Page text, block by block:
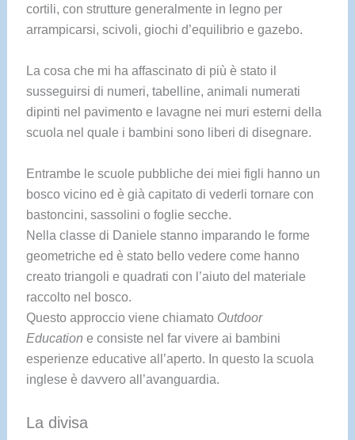
cortili, con strutture generalmente in legno per
arrampicarsi, scivoli, giochi d’equilibrio e gazebo.
La cosa che mi ha affascinato di più è stato il
susseguirsi di numeri, tabelline, animali numerati
dipinti nel pavimento e lavagne nei muri esterni della
scuola nel quale i bambini sono liberi di disegnare.
Entrambe le scuole pubbliche dei miei figli hanno un
bosco vicino ed è già capitato di vederli tornare con
bastoncini, sassolini o foglie secche.
Nella classe di Daniele stanno imparando le forme
geometriche ed è stato bello vedere come hanno
creato triangoli e quadrati con l’aiuto del materiale
raccolto nel bosco.
Questo approccio viene chiamato Outdoor
Education e consiste nel far vivere ai bambini
esperienze educative all’aperto. In questo la scuola
inglese è davvero all’avanguardia.
La divisa